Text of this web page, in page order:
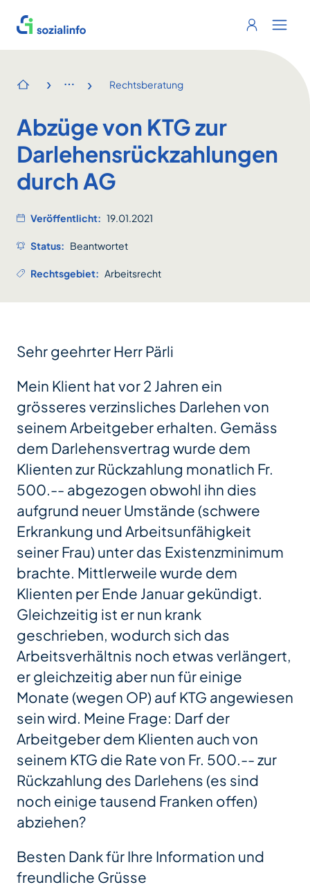
Sozialinfo
Login
Startseite
› › Rechtsberatung
Abzüge von KTG zur
Darlehensrückzahlungen
durch AG
Veröffentlicht: 19.01.2021
Status: Beantwortet
Rechtsgebiet: Arbeitsrecht
Sehr geehrter Herr Pärli
Mein Klient hat vor 2 Jahren ein
grösseres verzinsliches Darlehen von
seinem Arbeitgeber erhalten. Gemäss
dem Darlehensvertrag wurde dem
Klienten zur Rückzahlung monatlich Fr.
500.-- abgezogen obwohl ihn dies
aufgrund neuer Umstände (schwere
Erkrankung und Arbeitsunfähigkeit
seiner Frau) unter das Existenzminimum
brachte. Mittlerweile wurde dem
Klienten per Ende Januar gekündigt.
Gleichzeitig ist er nun krank
geschrieben, wodurch sich das
Arbeitsverhältnis noch etwas verlängert,
er gleichzeitig aber nun für einige
Monate (wegen OP) auf KTG angewiesen
sein wird. Meine Frage: Darf der
Arbeitgeber dem Klienten auch von
seinem KTG die Rate von Fr. 500.-- zur
Rückzahlung des Darlehens (es sind
noch einige tausend Franken offen)
abziehen?
Besten Dank für Ihre Information und
freundliche Grüsse